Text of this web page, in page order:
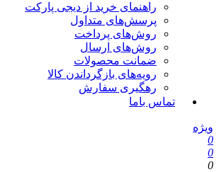
راهنمای خرید از دیجی پارکت
پرسش‌های متداول
روش‌های پرداخت
روش‌های ارسال
ضمانت محصولات
رویه‌های بازگرداندن کالا
رهگیری سفارش
تماس باما
ویژه
0
0
0